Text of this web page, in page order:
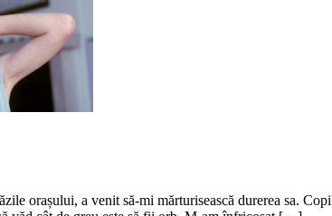
orașului, a venit să-mi mărturisească durerea sa.